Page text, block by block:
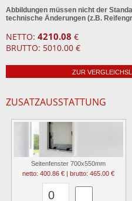
Abbildungen müssen nicht der
technische Änderungen (z.B.
NETTO: 4210.08 €
BRUTTO: 5010.00 €
ZUR
ZUSATZAUSSTATTUNG
Seitenfenster 700x550mm
netto: 400.86 € | brutto: 465.00 €